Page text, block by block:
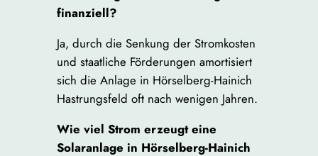
finanziell?
Ja, durch die Senkung der Stromkosten
und staatliche Förderungen amortisiert
sich die Anlage in Hörselberg-Hainich
Hastrungsfeld oft nach wenigen Jahren.
Wie viel Strom erzeugt eine
Solaranlage in Hörselberg-Hainich